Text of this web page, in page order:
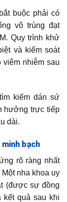
buộc phải có
vô trùng đạt
Quy trình khử
và kiểm soát
viêm nhiễm sau
kiếm dán sứ
hưởng trực tiếp
dài.
bạch
rõ ràng nhất
nha khoa uy
(được sự đồng
kết quả sau khi